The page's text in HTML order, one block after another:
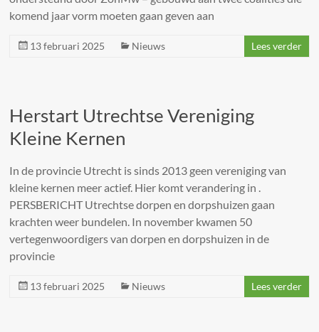
komend jaar vorm moeten gaan geven aan
13 februari 2025 Nieuws Lees verder
Herstart Utrechtse Vereniging
Kleine Kernen
In de provincie Utrecht is sinds 2013 geen vereniging van
kleine kernen meer actief. Hier komt verandering in .
PERSBERICHT Utrechtse dorpen en dorpshuizen gaan
krachten weer bundelen. In november kwamen 50
vertegenwoordigers van dorpen en dorpshuizen in de
provincie
13 februari 2025 Nieuws Lees verder